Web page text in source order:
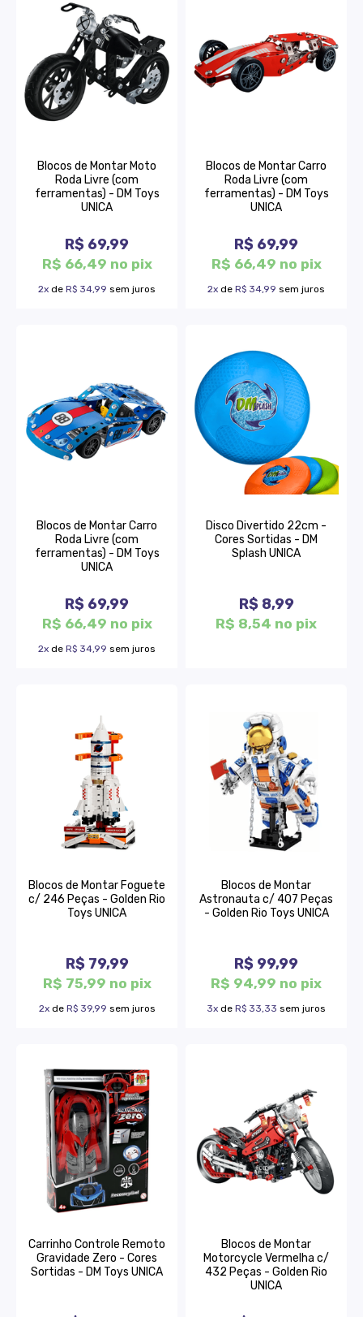
Blocos de Montar Moto
Roda Livre (com
ferramentas) - DM Toys
UNICA
R$ 69,99
R$ 66,49 no pix
2x de R$ 34,99 sem juros
Blocos de Montar Carro
Roda Livre (com
ferramentas) - DM Toys
UNICA
R$ 69,99
R$ 66,49 no pix
2x de R$ 34,99 sem juros
Blocos de Montar Carro
Roda Livre (com
ferramentas) - DM Toys
UNICA
R$ 69,99
R$ 66,49 no pix
2x de R$ 34,99 sem juros
Disco Divertido 22cm -
Cores Sortidas - DM
Splash UNICA
R$ 8,99
R$ 8,54 no pix
Blocos de Montar Foguete
c/ 246 Peças - Golden Rio
Toys UNICA
R$ 79,99
R$ 75,99 no pix
2xde R$ 39,99 sem juros
Blocos de Montar
Astronauta c/ 407 Peças
- Golden Rio Toys UNICA
R$ 99,99
R$ 94,99 no pix
3x de R$ 33,33 sem juros
Carrinho Controle Remoto
Gravidade Zero - Cores
Sortidas - DM Toys UNICA
Blocos de Montar
Motorcycle Vermelha c/
432 Peças - Golden Rio
UNICA